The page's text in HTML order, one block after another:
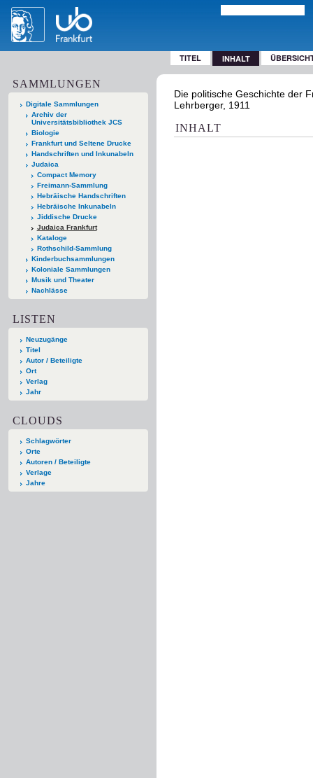
TITEL INHALT
SAMMLUNGEN
Digitale Sammlungen
Archiv der
Universitätsbibliothek JCS
Biologie
Frankfurt und Seltene Drucke
Handschriften und Inkunabeln
Judaica
Compact Memory
Freimann-Sammlung
Hebräische Handschriften
Hebräische Inkunabeln
Jiddische Drucke
Judaica Frankfurt
Kataloge
Rothschild-Sammlung
Kinderbuchsammlungen
Koloniale Sammlungen
Musik und Theater
Nachlässe
LISTEN
Neuzugänge
Titel
Autor / Beteiligte
Ort
Verlag
Jahr
CLOUDS
Schlagwörter
Orte
Autoren / Beteiligte
Verlage
Jahre
Die politische Geschichte der
Lehrberger, 1911
INHALT